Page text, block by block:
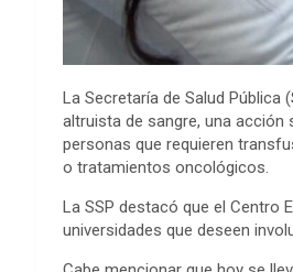
La Secretaría de Salud Pública
altruista de sangre, una acción
personas que requieren
o tratamientos oncológicos.
La SSP destacó que el Centro
universidades que deseen